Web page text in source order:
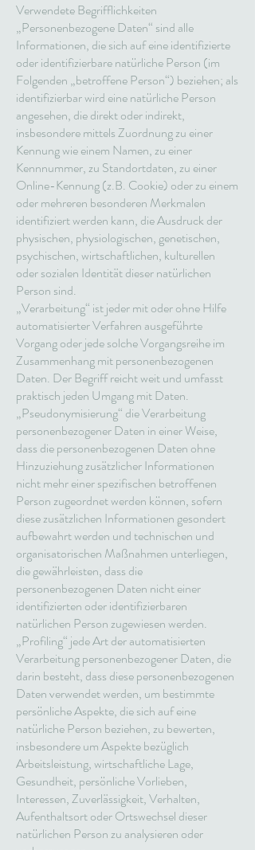
Verwendete Begrifflichkeiten
„Personenbezogene Daten“ sind alle
Informationen, die sich auf eine identifizierte
oder identifizierbare natürliche Person (im
Folgenden „betroffene Person“) beziehen; als
identifizierbar wird eine natürliche Person
angesehen, die direkt oder indirekt,
insbesondere mittels Zuordnung zu einer
Kennung wie einem Namen, zu einer
Kennnummer, zu Standortdaten, zu einer
Online-Kennung (z.B. Cookie) oder zu einem
oder mehreren besonderen Merkmalen
identifiziert werden kann, die Ausdruck der
physischen, physiologischen, genetischen,
psychischen, wirtschaftlichen, kulturellen
oder sozialen Identität dieser natürlichen
Person sind.
„Verarbeitung“ ist jeder mit oder ohne Hilfe
automatisierter Verfahren ausgeführte
Vorgang oder jede solche Vorgangsreihe im
Zusammenhang mit personenbezogenen
Daten. Der Begriff reicht weit und umfasst
praktisch jeden Umgang mit Daten.
„Pseudonymisierung“ die Verarbeitung
personenbezogener Daten in einer Weise,
dass die personenbezogenen Daten ohne
Hinzuziehung zusätzlicher Informationen
nicht mehr einer spezifischen betroffenen
Person zugeordnet werden können, sofern
diese zusätzlichen Informationen gesondert
aufbewahrt werden und technischen und
organisatorischen Maßnahmen unterliegen,
die gewährleisten, dass die
personenbezogenen Daten nicht einer
identifizierten oder identifizierbaren
natürlichen Person zugewiesen werden.
„Profiling“ jede Art der automatisierten
Verarbeitung personenbezogener Daten, die
darin besteht, dass diese personenbezogenen
Daten verwendet werden, um bestimmte
persönliche Aspekte, die sich auf eine
natürliche Person beziehen, zu bewerten,
insbesondere um Aspekte bezüglich
Arbeitsleistung, wirtschaftliche Lage,
Gesundheit, persönliche Vorlieben,
Interessen, Zuverlässigkeit, Verhalten,
Aufenthaltsort oder Ortswechsel dieser
natürlichen Person zu analysieren oder